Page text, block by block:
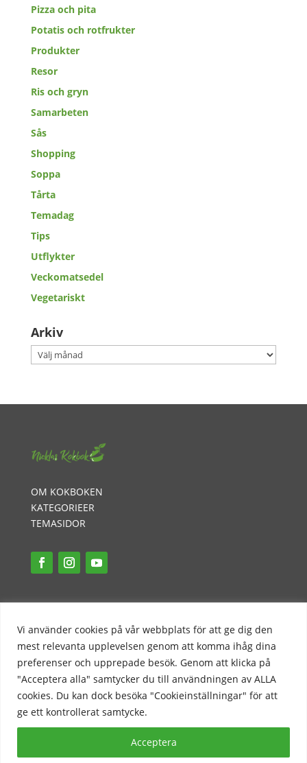
Vi använder cookies på vår webbplats för att ge dig den
mest relevanta upplevelsen genom att komma ihåg dina
preferenser och upprepade besök. Genom att klicka på
"Acceptera alla" samtycker du till användningen av ALLA
cookies. Du kan dock besöka "Cookieinställningar" för att
ge ett kontrollerat samtycke.
Acceptera
Pizza och pita
Potatis och rotfrukter
Produkter
Resor
Ris och gryn
Samarbeten
Sås
Shopping
Soppa
Tårta
Temadag
Tips
Utflykter
Veckomatsedel
Vegetariskt
Arkiv
Arkiv
OM KOKBOKEN
KATEGORIEER
TEMASIDOR
PR-POLICY
KONTAKT